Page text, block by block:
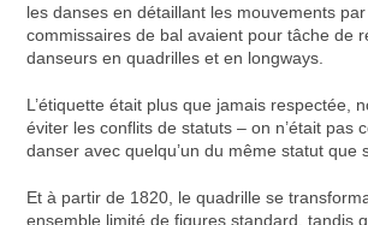
les danses en détaillant les mouvements
commissaires de bal avaient pour tâche de
danseurs en quadrilles et en longways.
L’étiquette était plus que jamais respectée,
éviter les conflits de statuts – on n’était pas
danser avec quelqu’un du même statut que
Et à partir de 1820, le quadrille se
ensemble limité de figures standard, tandis